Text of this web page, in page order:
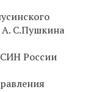
А. С.Пушкина
России